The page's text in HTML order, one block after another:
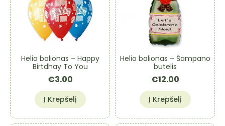
Helio balionas – Happy
Birtdhay To You
€3.00
Į Krepšelį
Helio balionas – Šampano
butelis
€12.00
Į Krepšelį